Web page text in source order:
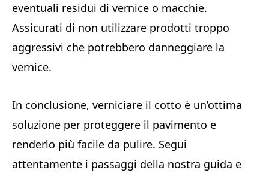
eventuali residui di vernice o macchie.
Assicurati di non utilizzare prodotti troppo
aggressivi che potrebbero danneggiare la
vernice.
In conclusione, verniciare il cotto è un’ottima
soluzione per proteggere il pavimento e
renderlo più facile da pulire. Segui
attentamente i passaggi della nostra guida e